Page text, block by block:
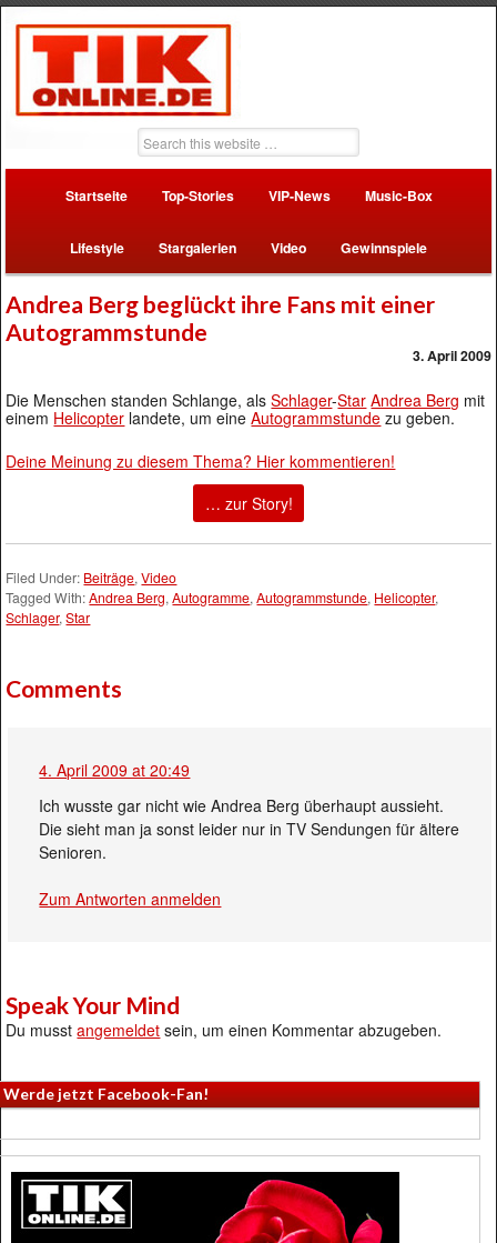
Startseite Top-Stories VIP-News Music-Box
Lifestyle Stargalerien Video Gewinnspiele
Andrea Berg beglückt ihre Fans mit einer
Autogrammstunde
3. April 2009
Die Menschen standen Schlange, alsSchlager-Star Andrea Berg mit
einem Helicopter landete, um eineAutogrammstunde zu geben.
Deine Meinung zu diesem Thema? Hier kommentieren!
… zur Story!
Filed Under: Beiträge,Video
Tagged With:Andrea Berg,Autogramme,Autogrammstunde, Helicopter,
Schlager,Star
Comments
4. April 2009 at 20:49
Ich wusste gar nicht wie Andrea Berg überhaupt aussieht.
Die sieht man ja sonst leider nur in TV Sendungen für ältere
Senioren.
Zum Antworten anmelden
Speak Your Mind
Du musstangemeldet sein, um einen Kommentar abzugeben.
Werde jetzt Facebook-Fan!